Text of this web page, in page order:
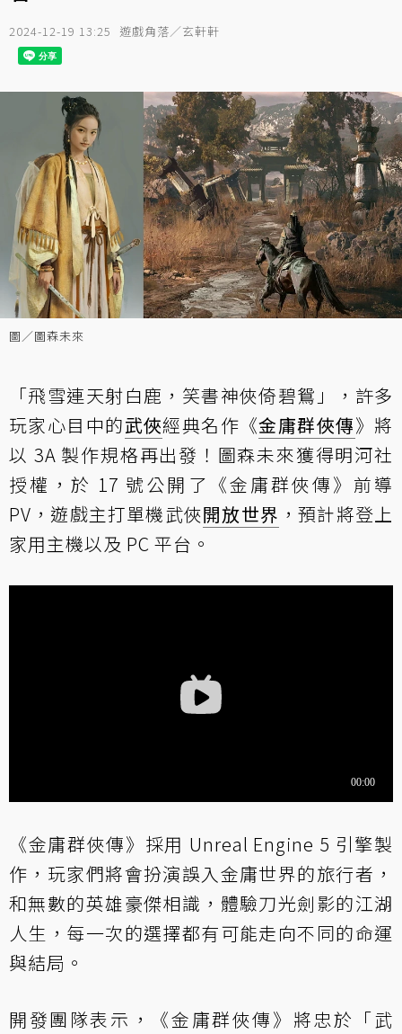
2024-12-19 13:25 遊戲角落／玄軒軒
圖／圖森未來
「飛雪連天射白鹿，笑書神俠倚碧鴛」，許多
玩家心目中的武俠經典名作《金庸群俠傳》將
以 3A 製作規格再出發！圖森未來獲得明河社
授權，於 17 號公開了《金庸群俠傳》前導
PV，遊戲主打單機武俠開放世界 ，預計將登上
家用主機以及 PC 平台。
《金庸群俠傳》採用 Unreal Engine 5 引擎製
作，玩家們將會扮演誤入金庸世界的旅行者，
和無數的英雄豪傑相識，體驗刀光劍影的江湖
人生，每一次的選擇都有可能走向不同的命運
與結局。
開發團隊表示，《金庸群俠傳》將忠於「武